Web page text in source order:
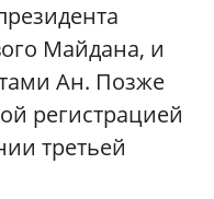
Майдана, и
Ан. Позже
регистрацией
третьей